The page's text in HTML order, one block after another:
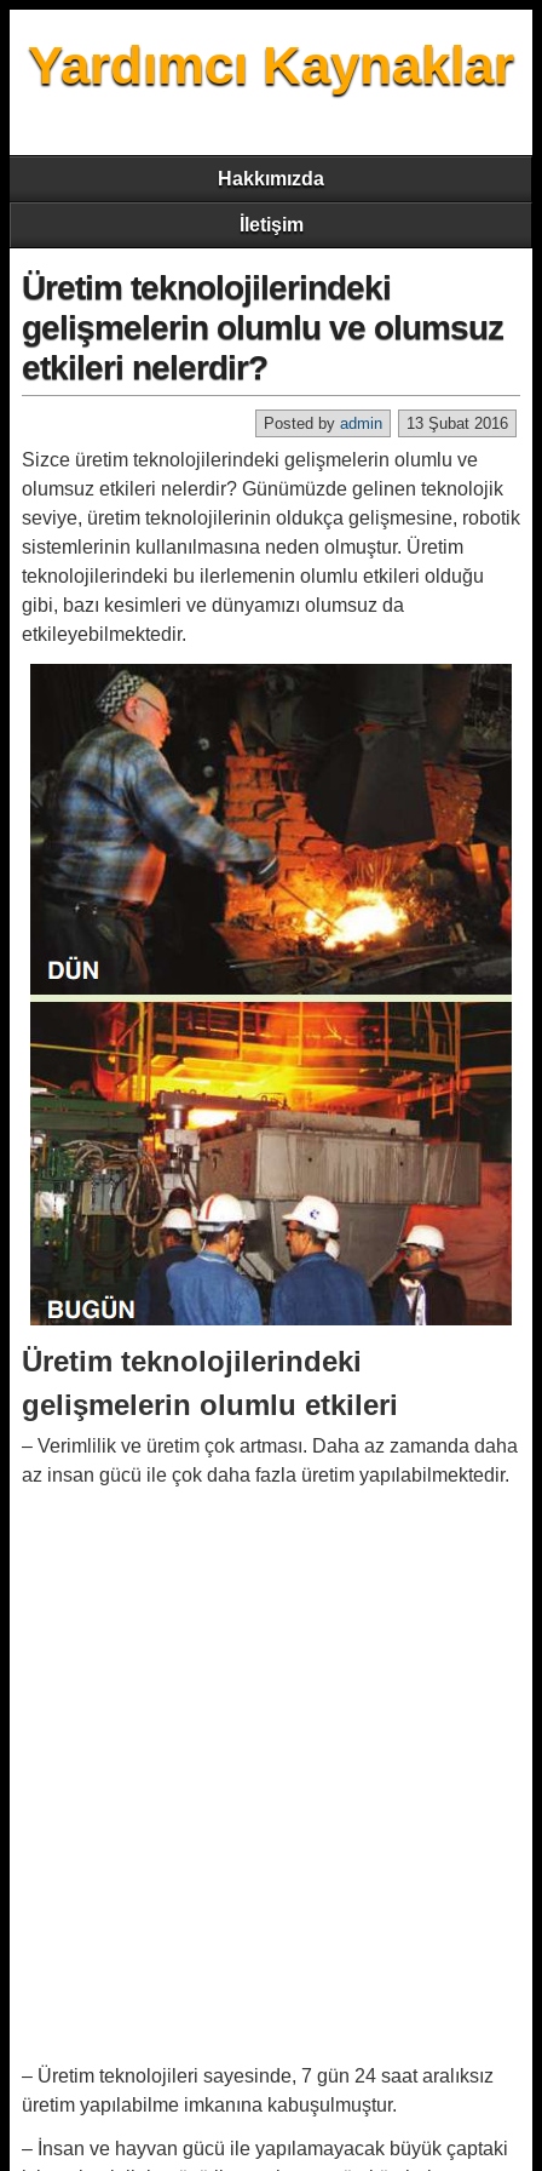
Yardımcı Kaynaklar
Hakkımızda
İletişim
Üretim teknolojilerindeki
gelişmelerin olumlu ve olumsuz
etkileri nelerdir?
13 Şubat 2016
Posted by admin
Sizce üretim teknolojilerindeki gelişmelerin olumlu ve
olumsuz etkileri nelerdir? Günümüzde gelinen teknolojik
seviye, üretim teknolojilerinin oldukça gelişmesine, robotik
sistemlerinin kullanılmasına neden olmuştur. Üretim
teknolojilerindeki bu ilerlemenin olumlu etkileri olduğu
gibi, bazı kesimleri ve dünyamızı olumsuz da
etkileyebilmektedir.
Üretim teknolojilerindeki
gelişmelerin olumlu etkileri
– Verimlilik ve üretim çok artması. Daha az zamanda daha
az insan gücü ile çok daha fazla üretim yapılabilmektedir.
– Üretim teknolojileri sayesinde, 7 gün 24 saat aralıksız
üretim yapılabilme imkanına kabuşulmuştur.
– İnsan ve hayvan gücü ile yapılamayacak büyük çaptaki